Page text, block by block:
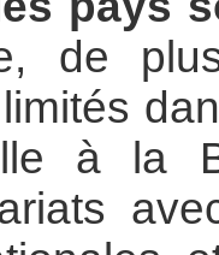
de
à la